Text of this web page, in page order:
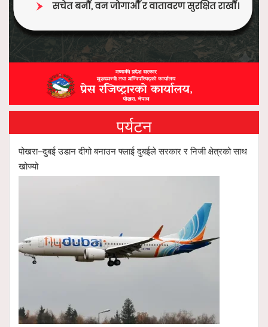
पर्यटन
पोखरा–दुबई उडान दीगो बनाउन फ्लाई दुबईले सरकार र निजी क्षेत्रको साथ
खोज्यो